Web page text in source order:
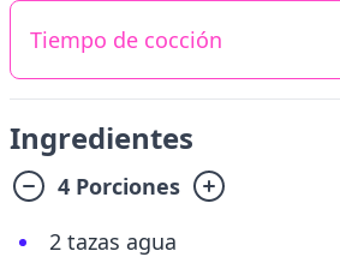
Tiempo de cocción
Ingredientes
4 Porciones
2 tazas agua